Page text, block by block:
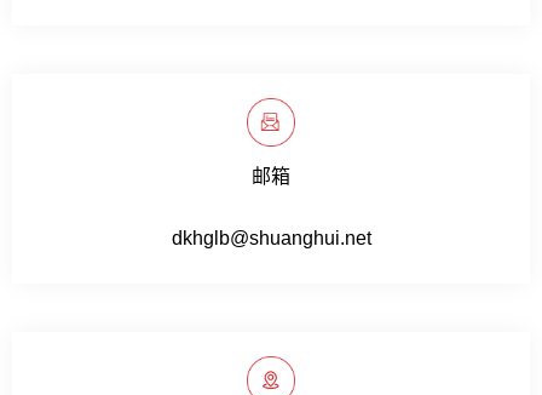
邮箱
dkhglb@shuanghui.net